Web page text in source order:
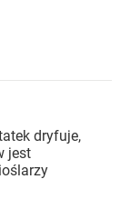
dryfuje,
jest